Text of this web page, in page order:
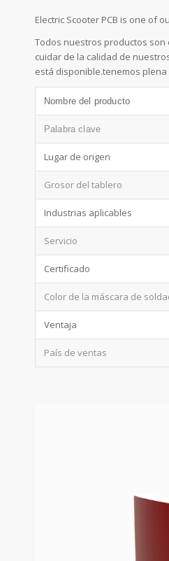
Electric Scooter PCB is one of
Todos nuestros productos son
cuidar de la calidad de
está disponible.tenemos
Nombre del producto
Palabra clave
Lugar de origen
Grosor del tablero
Industrias aplicables
Servicio
Certificado
Color de la máscara de
Ventaja
País de ventas